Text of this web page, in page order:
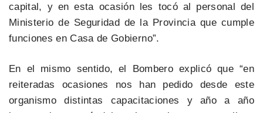
capital, y en esta ocasión les tocó al personal del
Ministerio de Seguridad de la Provincia que cumple
funciones en Casa de Gobierno”.
En el mismo sentido, el Bombero explicó que “en
reiteradas ocasiones nos han pedido desde este
organismo distintas capacitaciones y año a año